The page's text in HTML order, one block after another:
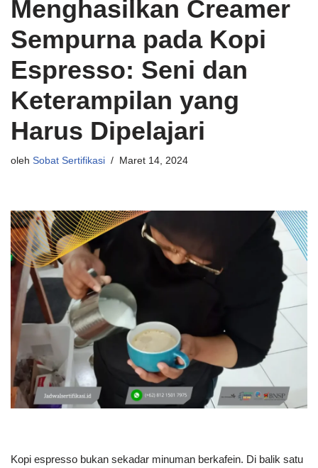
Menghasilkan Creamer
Sempurna pada Kopi
Espresso: Seni dan
Keterampilan yang
Harus Dipelajari
oleh Sobat Sertifikasi Maret 14, 2024
Kopi espresso bukan sekadar minuman berkafein. Di balik satu